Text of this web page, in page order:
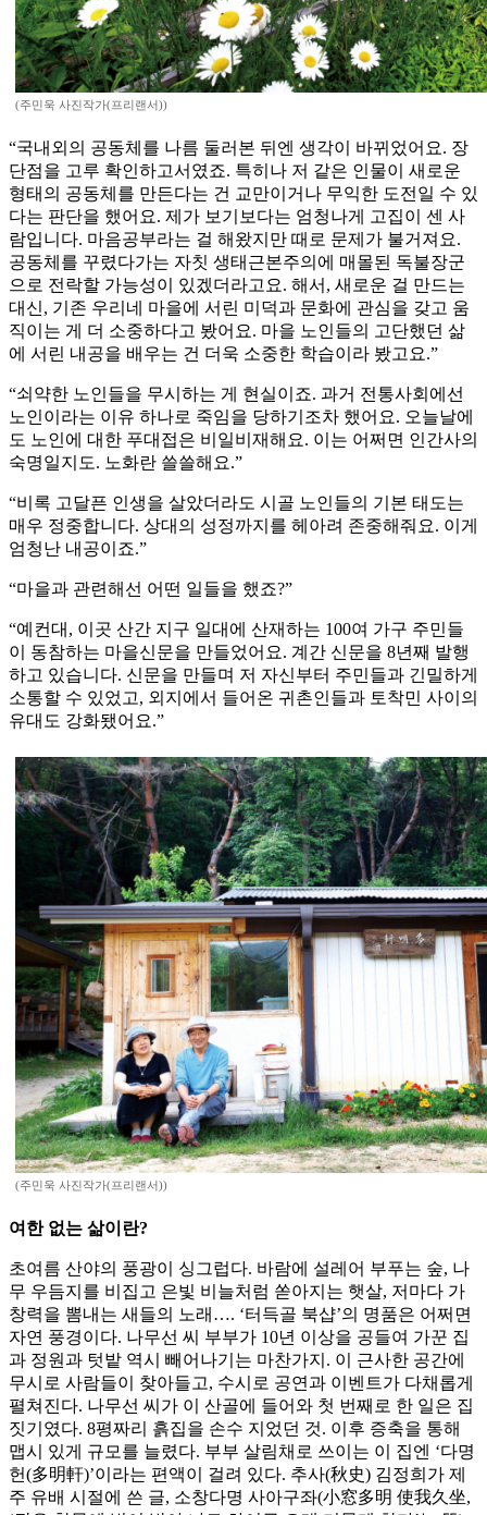
(주민욱 사진작가(프리랜서))
“국내외의 공동체를 나름 둘러본 뒤엔 생각이 바뀌었어요. 장
단점을 고루 확인하고서였죠. 특히나 저 같은 인물이 새로운
형태의 공동체를 만든다는 건 교만이거나 무익한 도전일 수 있
다는 판단을 했어요. 제가 보기보다는 엄청나게 고집이 센 사
람입니다. 마음공부라는 걸 해왔지만 때로 문제가 불거져요.
공동체를 꾸렸다가는 자칫 생태근본주의에 매몰된 독불장군
으로 전락할 가능성이 있겠더라고요. 해서, 새로운 걸 만드는
대신, 기존 우리네 마을에 서린 미덕과 문화에 관심을 갖고 움
직이는 게 더 소중하다고 봤어요. 마을 노인들의 고단했던 삶
에 서린 내공을 배우는 건 더욱 소중한 학습이라 봤고요.”
“쇠약한 노인들을 무시하는 게 현실이죠. 과거 전통사회에선
노인이라는 이유 하나로 죽임을 당하기조차 했어요. 오늘날에
도 노인에 대한 푸대접은 비일비재해요. 이는 어쩌면 인간사의
숙명일지도. 노화란 쓸쓸해요.”
“비록 고달픈 인생을 살았더라도 시골 노인들의 기본 태도는
매우 정중합니다. 상대의 성정까지를 헤아려 존중해줘요. 이게
엄청난 내공이죠.”
“마을과 관련해선 어떤 일들을 했죠?”
“예컨대, 이곳 산간 지구 일대에 산재하는 100여 가구 주민들
이 동참하는 마을신문을 만들었어요. 계간 신문을 8년째 발행
하고 있습니다. 신문을 만들며 저 자신부터 주민들과 긴밀하게
소통할 수 있었고, 외지에서 들어온 귀촌인들과 토착민 사이의
유대도 강화됐어요.”
(주민욱 사진작가(프리랜서))
여한 없는 삶이란?
초여름 산야의 풍광이 싱그럽다. 바람에 설레어 부푸는 숲, 나
무 우듬지를 비집고 은빛 비늘처럼 쏟아지는 햇살, 저마다 가
창력을 뽐내는 새들의 노래…. ‘터득골 북샵’의 명품은 어쩌면
자연 풍경이다. 나무선 씨 부부가 10년 이상을 공들여 가꾼 집
과 정원과 텃밭 역시 빼어나기는 마찬가지. 이 근사한 공간에
무시로 사람들이 찾아들고, 수시로 공연과 이벤트가 다채롭게
펼쳐진다. 나무선 씨가 이 산골에 들어와 첫 번째로 한 일은 집
짓기였다. 8평짜리 흙집을 손수 지었던 것. 이후 증축을 통해
맵시 있게 규모를 늘렸다. 부부 살림채로 쓰이는 이 집엔 ‘다명
헌(多明軒)’이라는 편액이 걸려 있다. 추사(秋史) 김정희가 제
주 유배 시절에 쓴 글, 소창다명 사아구좌(小窓多明 使我久坐,